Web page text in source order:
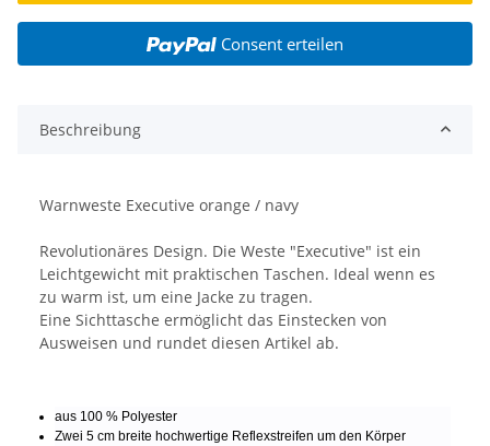
Consent erteilen
Beschreibung
Warnweste Executive orange / navy
Revolutionäres Design. Die Weste "Executive" ist ein
Leichtgewicht mit praktischen Taschen. Ideal wenn es
zu warm ist, um eine Jacke zu tragen.
Eine Sichttasche ermöglicht das Einstecken von
Ausweisen und rundet diesen Artikel ab.
aus 100 % Polyester
Zwei 5 cm breite hochwertige Reflexstreifen um den Körper